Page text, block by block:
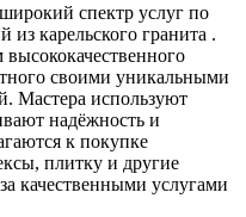
спектр услуг по
из карельского гранита .
своими уникальными
Мастера используют
надёжность и
к покупке
плитку и другие
за качественными услугами